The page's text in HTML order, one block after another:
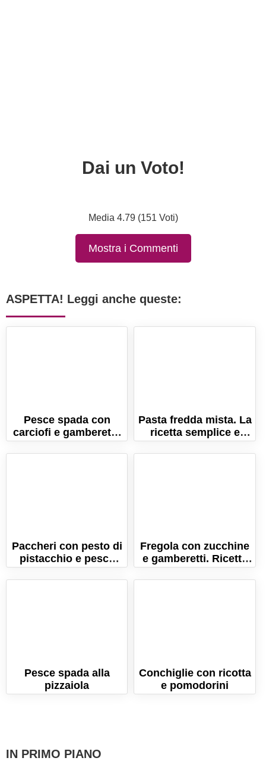
Dai un Voto!
Media 4.79 (151 Voti)
Mostra i Commenti
ASPETTA! Leggi anche queste:
Pesce spada con
carciofi e gamberetti:
un secondo piatto
sano ed equilibrato!
Pasta fredda mista. La
ricetta semplice e
velocissima!
Paccheri con pesto di
pistacchio e pesce
spada. Ricetta della
tradizione siciliana!
Fregola con zucchine
e gamberetti. Ricetta
estiva, fresca e
leggera!
Pesce spada alla
pizzaiola
Conchiglie con ricotta
e pomodorini
IN PRIMO PIANO